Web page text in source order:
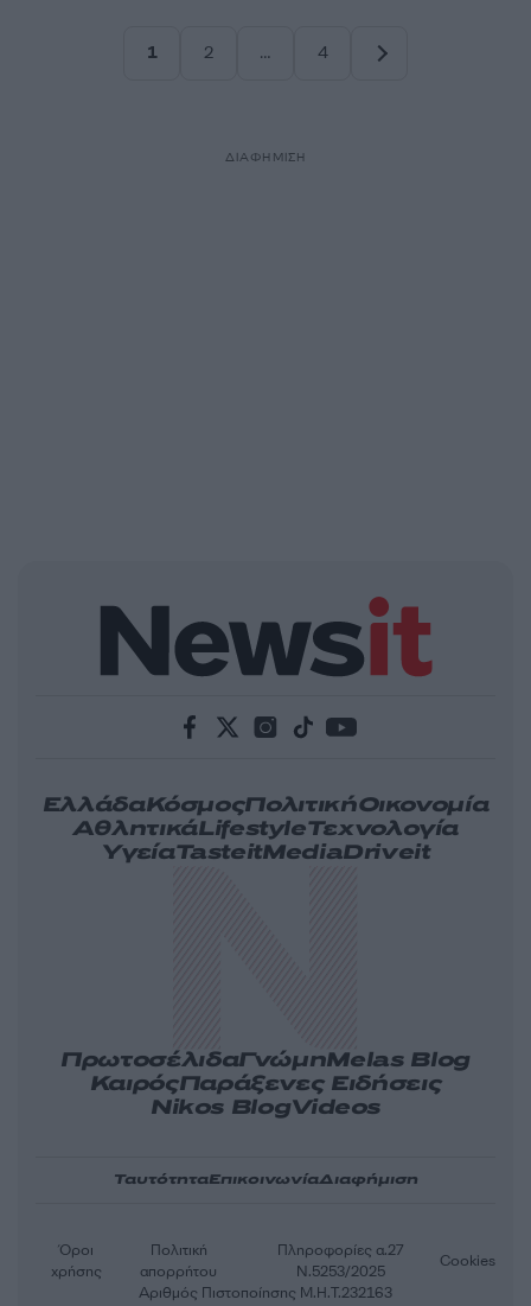
1
2
…
4
ΔΙΑΦΗΜΙΣΗ
ΕλλάδαΚόσμοςΠολιτικήΟικονομία
ΑθλητικάLifestyleΤεχνολογία
ΥγείαTasteitMediaDriveit
ΠρωτοσέλιδαΓνώμηMelas Blog
ΚαιρόςΠαράξενες Ειδήσεις
Nikos BlogVideos
ΤαυτότηταΕπικοινωνίαΔιαφήμιση
Αριθμός Πιστοποίησης Μ.Η.Τ.232163
Όροι
χρήσης
Πολιτική
απορρήτου
Πληροφορίες α.27
Ν.5253/2025
Cookies